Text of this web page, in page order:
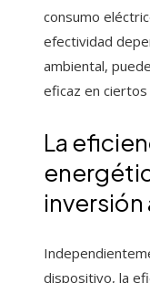
consumo
efectividad
ambiental,
eficaz en
La
inversión
dispositivo, la